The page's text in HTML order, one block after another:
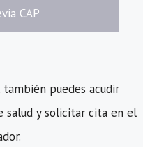
CAP
puedes acudir
salud y solicitar cita en el